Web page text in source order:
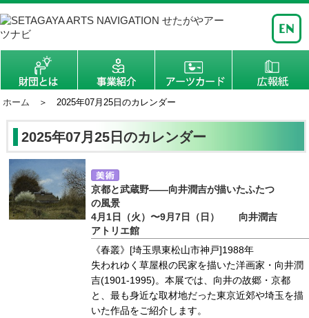
ホーム ＞ 2025年07月25日のカレンダー
2025年07月25日のカレンダー
京都と武蔵野――向井潤吉が描いたふたつ
の風景
4月1日（火）〜9月7日（日） 向井潤吉
アトリエ館
《春叢》[埼玉県東松山市神戸]1988年
失われゆく草屋根の民家を描いた洋画家・向井潤
吉(1901-1995)。本展では、向井の故郷・京都
と、最も身近な取材地だった東京近郊や埼玉を描
いた作品をご紹介します。